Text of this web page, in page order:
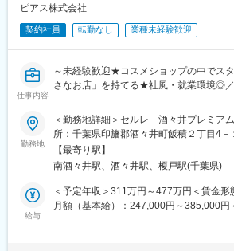
■就業環境：
・有名ブランドを多数展開している当社
きます。働きながら自身も美しくなるこ
・あなたの奨学金返済を会社が8割負担し
身の好きなことに使えると社員に好評の
・その他、会社行事や福利厚生の運営、
の柔軟な対応
総務部は4名体制（男性2名・女性2名、
連携しながら業務を進行
■業務の魅力
幅広い業務を経験でき、経営基盤を支え
あります。多様性を尊重し挑戦を称える
案も反映しやすい環境です。
■教育体制
OJTを中心に基礎から学べるほか、実務
ピアス株式会社
契約社員 転勤なし 業種未経験歓迎
仕事内容
～未経験歓迎★コスメショップの中でス
さなお店」を持てる★社風・就業環境◎
■仕事内容：
コスメ販売・接客サービスはもちろん、
もおまかせいたします。
◎セルレについて
国内外のコスメブランドの製品を、80～
勤務地
＜勤務地詳細＞セルレ 酒々井プレミア
所：千葉県印旛郡酒々井町飯積２丁目4
全面禁煙
【最寄り駅】
南酒々井駅、酒々井駅、榎戸駅(千葉県)
給与
＜予定年収＞311万円～477万円＜賃金形
月額（基本給）：247,000円～385,000円